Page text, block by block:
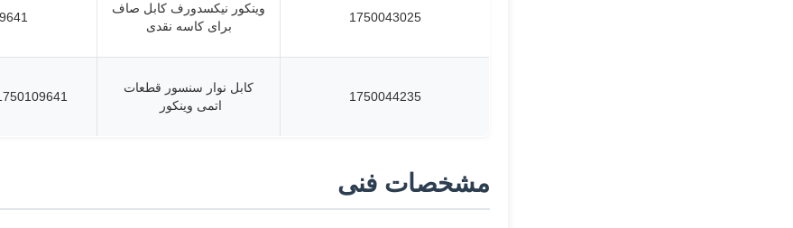
1750043025
وینکور نیکسدورف کابل صاف
برای کاسه نقدی
1750044235
کابل نوار سنسور قطعات
اتمی وینکور
مشخصات فنی